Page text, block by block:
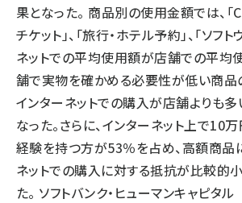
果となった。 商品別の使用金額では、「
チケット」、「旅行・ホテル予約」、「ソフト
ネットでの平均使用額が店舗での平均
舗で実物を確かめる必要性が低い商品
インターネットでの購入が店舗よりも
なった。さらに、インターネット上で10
経験を持つ方が53％を占め、高額商品
ネットでの購入に対する抵抗が比較的
た。 ソフトバンク・ヒューマンキャピタル